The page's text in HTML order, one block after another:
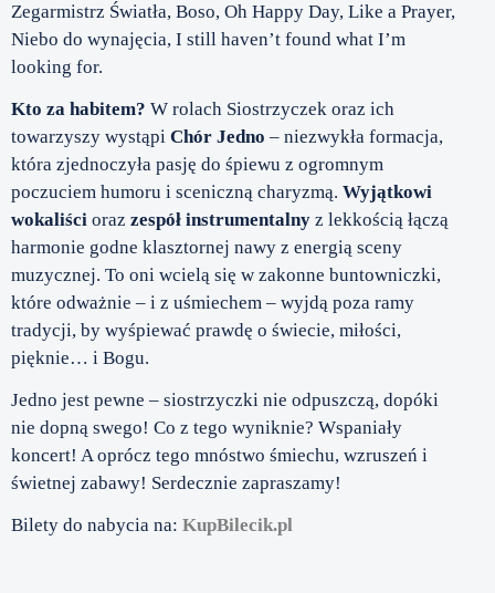
Zegarmistrz Światła, Boso, Oh Happy Day, Like a Prayer,
Niebo do wynajęcia, I still haven’t found what I’m
looking for.
Kto za habitem? W rolach Siostrzyczek oraz ich
towarzyszy wystąpi Chór Jedno – niezwykła formacja,
która zjednoczyła pasję do śpiewu z ogromnym
poczuciem humoru i sceniczną charyzmą. Wyjątkowi
wokaliści oraz zespół instrumentalny z lekkością łączą
harmonie godne klasztornej nawy z energią sceny
muzycznej. To oni wcielą się w zakonne buntowniczki,
które odważnie – i z uśmiechem – wyjdą poza ramy
tradycji, by wyśpiewać prawdę o świecie, miłości,
pięknie… i Bogu.
Jedno jest pewne – siostrzyczki nie odpuszczą, dopóki
nie dopną swego! Co z tego wyniknie? Wspaniały
koncert! A oprócz tego mnóstwo śmiechu, wzruszeń i
świetnej zabawy! Serdecznie zapraszamy!
Bilety do nabycia na: KupBilecik.pl